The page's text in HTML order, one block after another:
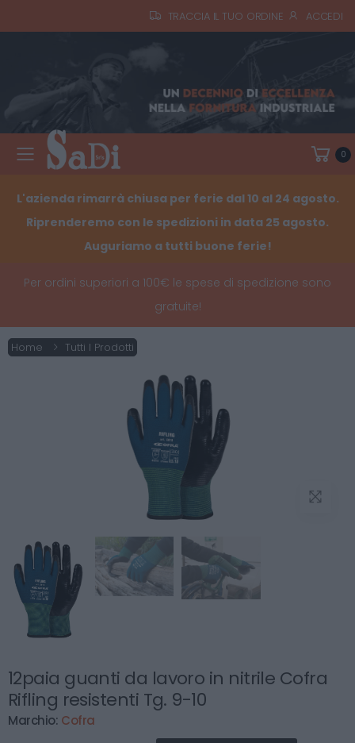
TRACCIA IL TUO ORDINE ACCEDI
Toggle mobile menu 0
L'azienda rimarrà chiusa per ferie dal 10 al 24 agosto.
Riprenderemo con le spedizioni in data 25 agosto.
Auguriamo a tutti buone ferie!
Per ordini superiori a 100€ le spese di spedizione sono
gratuite!
Home Tutti I Prodotti
12paia guanti da lavoro in nitrile Cofra
Rifling resistenti Tg. 9-10
Marchio: Cofra